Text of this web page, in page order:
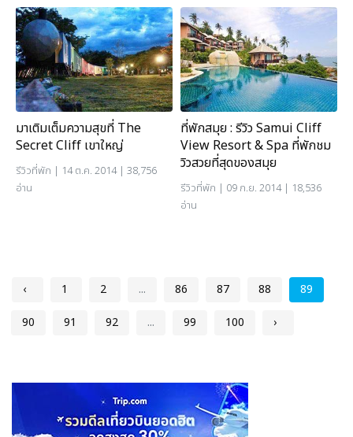
มาเติมเต็มความสุขที่ The
Secret Cliff เขาใหญ่
รีวิวที่พัก | 14 ต.ค. 2014 | 38,756
อ่าน
ที่พักสมุย : รีวิว Samui Cliff
View Resort & Spa ที่พักชม
วิวสวยที่สุดของสมุย
รีวิวที่พัก | 09 ก.ย. 2014 | 18,536
อ่าน
‹ 1 2 ... 86 87 88
89
90
91 92 ... 99 100 ›